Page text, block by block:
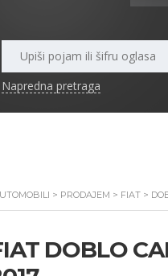
Napredna pretraga
> PRODAJEM > FIAT >
DOBLO